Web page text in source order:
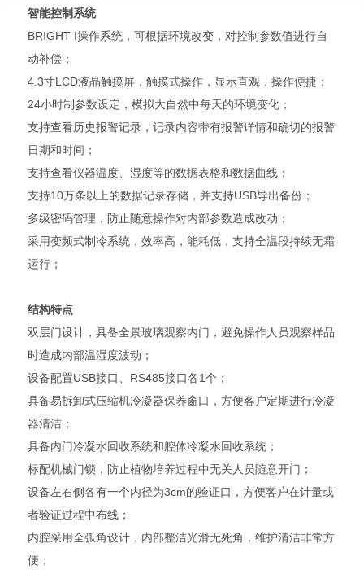
智能控制系统
BRIGHT I操作系统，可根据环境改变，对控制参数值进行自
动补偿；
4.3寸LCD液晶触摸屏，触摸式操作，显示直观，操作便捷；
24小时制参数设定，模拟大自然中每天的环境变化；
支持查看历史报警记录，记录内容带有报警详情和确切的报警
日期和时间；
支持查看仪器温度、湿度等的数据表格和数据曲线；
支持10万条以上的数据记录存储，并支持USB导出备份；
多级密码管理，防止随意操作对内部参数造成改动；
采用变频式制冷系统，效率高，能耗低，支持全温段持续无霜
运行；
结构特点
双层门设计，具备全景玻璃观察内门，避免操作人员观察样品
时造成内部温湿度波动；
设备配置USB接口、RS485接口各1个；
具备易拆卸式压缩机冷凝器保养窗口，方便客户定期进行冷凝
器清洁；
具备内门冷凝水回收系统和腔体冷凝水回收系统；
标配机械门锁，防止植物培养过程中无关人员随意开门；
设备左右侧各有一个内径为3cm的验证口，方便客户在计量或
者验证过程中布线；
内腔采用全弧角设计，内部整洁光滑无死角，维护清洁非常方
便；